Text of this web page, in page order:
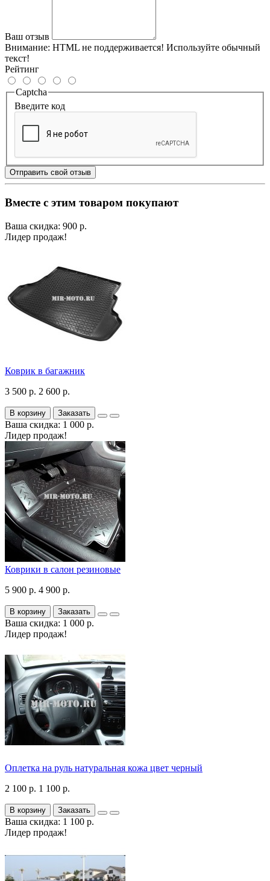
Ваш отзыв
Внимание: HTML не поддерживается! Используйте обычный
текст!
Рейтинг
Captcha
Введите код
Отправить свой отзыв
Вместе с этим товаром покупают
Ваша скидка: 900 р.
Лидер продаж!
Коврик в багажник
3 500 р. 2 600 р.
В корзину Заказать
Ваша скидка: 1 000 р.
Лидер продаж!
Коврики в салон резиновые
5 900 р. 4 900 р.
В корзину Заказать
Ваша скидка: 1 000 р.
Лидер продаж!
Оплетка на руль натуральная кожа цвет черный
2 100 р. 1 100 р.
В корзину Заказать
Ваша скидка: 1 100 р.
Лидер продаж!